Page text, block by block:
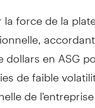
la force de la
dollars en ASG
de faible
de l'entreprise